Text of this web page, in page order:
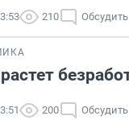
210 Обсудить
200 Обсудить